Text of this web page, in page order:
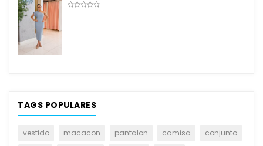
TAGS POPULARES
vestido macacon pantalon camisa
conjunto